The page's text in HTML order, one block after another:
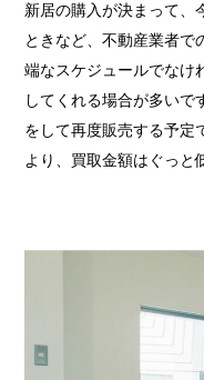
新居の購入が決まって、
ときなど、不動産業者で
端なスケジュールでなけ
してくれる場合が多いで
をして再度販売する予定
より、買取金額はぐっと